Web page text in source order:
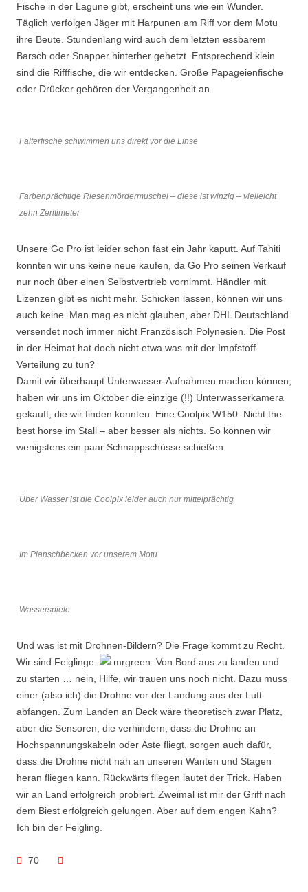
Fische in der Lagune gibt, erscheint uns wie ein Wunder.
Täglich verfolgen Jäger mit Harpunen am Riff vor dem Motu
ihre Beute. Stundenlang wird auch dem letzten essbarem
Barsch oder Snapper hinterher gehetzt. Entsprechend klein
sind die Rifffische, die wir entdecken. Große Papageienfische
oder Drücker gehören der Vergangenheit an.
Falterfische schwimmen uns direkt vor die Linse
Farbenprächtige Riesenmördermuschel – diese ist winzig – vielleicht
zehn Zentimeter
Unsere Go Pro ist leider schon fast ein Jahr kaputt. Auf Tahiti
konnten wir uns keine neue kaufen, da Go Pro seinen Verkauf
nur noch über einen Selbstvertrieb vornimmt. Händler mit
Lizenzen gibt es nicht mehr. Schicken lassen, können wir uns
auch keine. Man mag es nicht glauben, aber DHL Deutschland
versendet noch immer nicht Französisch Polynesien. Die Post
in der Heimat hat doch nicht etwa was mit der Impfstoff-
Verteilung zu tun?
Damit wir überhaupt Unterwasser-Aufnahmen machen können,
haben wir uns im Oktober die einzige (!!) Unterwasserkamera
gekauft, die wir finden konnten. Eine Coolpix W150. Nicht the
best horse im Stall – aber besser als nichts. So können wir
wenigstens ein paar Schnappschüsse schießen.
Über Wasser ist die Coolpix leider auch nur mittelprächtig
Im Planschbecken vor unserem Motu
Wasserspiele
Und was ist mit Drohnen-Bildern? Die Frage kommt zu Recht.
Wir sind Feiglinge.
Von Bord aus zu landen und
zu starten … nein, Hilfe, wir trauen uns noch nicht. Dazu muss
einer (also ich) die Drohne vor der Landung aus der Luft
abfangen. Zum Landen an Deck wäre theoretisch zwar Platz,
aber die Sensoren, die verhindern, dass die Drohne an
Hochspannungskabeln oder Äste fliegt, sorgen auch dafür,
dass die Drohne nicht nah an unseren Wanten und Stagen
heran fliegen kann. Rückwärts fliegen lautet der Trick. Haben
wir an Land erfolgreich probiert. Zweimal ist mir der Griff nach
dem Biest erfolgreich gelungen. Aber auf dem engen Kahn?
Ich bin der Feigling.
70